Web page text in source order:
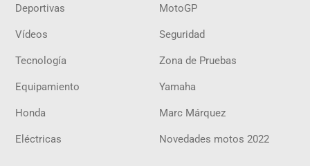
Deportivas MotoGP
Vídeos Seguridad
Tecnología Zona de Pruebas
Equipamiento Yamaha
Honda Marc Márquez
Eléctricas Novedades motos 2022